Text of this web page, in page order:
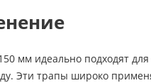
мм идеально подходят
Эти трапы широко